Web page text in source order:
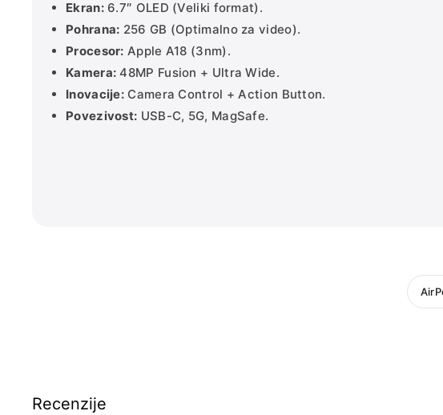
Ekran:6.7″ OLED (Veliki format).
Pohrana: 256 GB (Optimalno za video).
Procesor: Apple A18 (3nm).
Kamera: 48MP Fusion + Ultra Wide.
Inovacije: Camera Control + Action Button.
Povezivost: USB-C, 5G, MagSafe.
Recenzije